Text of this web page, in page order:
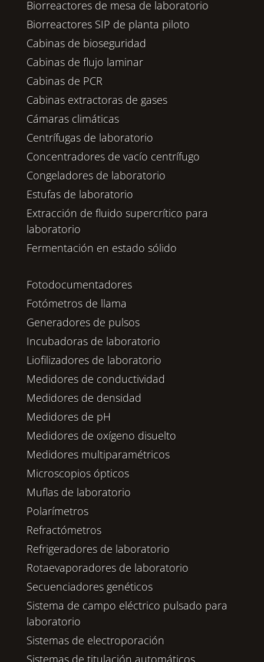
Biorreactores de mesa de laboratorio
Biorreactores SIP de planta piloto
Cabinas de bioseguridad
Cabinas de flujo laminar
Cabinas de PCR
Cabinas extractoras de gases
Cámaras climáticas
Centrífugas de laboratorio
Concentradores de vacío centrífugo
Congeladores de laboratorio
Estufas de laboratorio
Extracción de fluido supercrítico para
laboratorio
Fermentación en estado sólido
Fotodocumentadores
Fotómetros de llama
Generadores de pulsos
Incubadoras de laboratorio
Liofilizadores de laboratorio
Medidores de conductividad
Medidores de densidad
Medidores de pH
Medidores de oxígeno disuelto
Medidores multiparamétricos
Microscopios ópticos
Muflas de laboratorio
Polarímetros
Refractómetros
Refrigeradores de laboratorio
Rotaevaporadores de laboratorio
Secuenciadores genéticos
Sistema de campo eléctrico pulsado para
laboratorio
Sistemas de electroporación